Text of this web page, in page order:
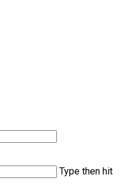
Type then hit